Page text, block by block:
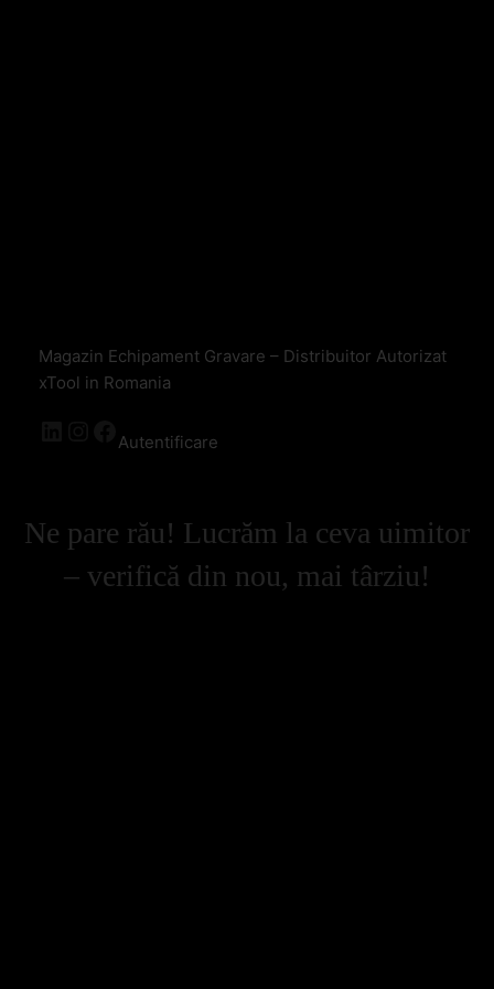
Magazin Echipament Gravare – Distribuitor Autorizat
xTool in Romania
Autentificare
Ne pare rău! Lucrăm la ceva uimitor
– verifică din nou, mai târziu!